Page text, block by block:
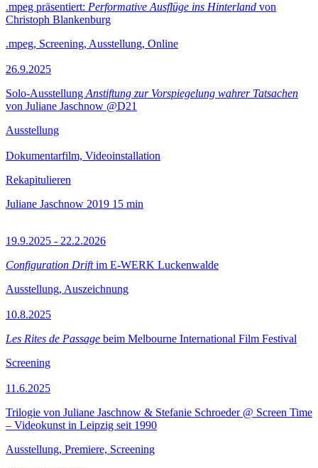
.mpeg präsentiert: Performative Ausflüge ins Hinterland von
Christoph Blankenburg
.mpeg, Screening, Ausstellung, Online
26.9.2025
Solo-Ausstellung Anstiftung zur Vorspiegelung wahrer Tatsachen
von Juliane Jaschnow @D21
Ausstellung
Dokumentarfilm, Videoinstallation
Rekapitulieren
Juliane Jaschnow 2019 15 min
19.9.2025 - 22.2.2026
Configuration Driftim E-WERK Luckenwalde
Ausstellung, Auszeichnung
10.8.2025
Les Rites de Passage beim Melbourne International Film Festival
Screening
11.6.2025
Trilogie von Juliane Jaschnow & Stefanie Schroeder @ Screen Time
– Videokunst in Leipzig seit 1990
Ausstellung, Premiere, Screening